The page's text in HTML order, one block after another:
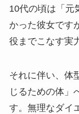
10代の頃は「元
かった彼女です
役までこなす実
それに伴い、体
じるための体」
す。無理なダイ